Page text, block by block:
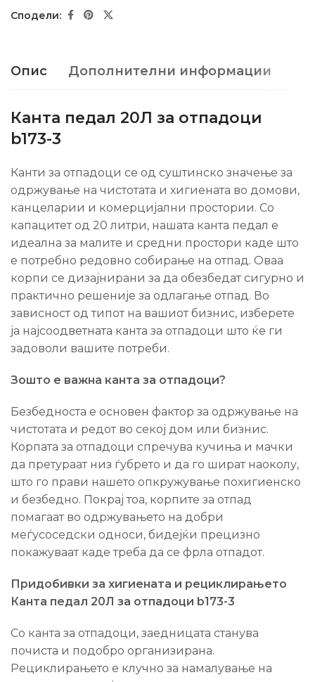
Опис Дополнителни информации
Канта педал 20Л за отпадоци
b173-3
Канти за отпадоци се од суштинско значење за
одржување на чистотата и хигиената во домови,
канцеларии и комерцијални простории. Со
капацитет од 20 литри, нашата канта педал е
идеална за малите и средни простори каде што
е потребно редовно собирање на отпад. Оваа
корпи се дизајнирани за да обезбедат сигурно и
практично решеније за одлагање отпад. Во
зависност од типот на вашиот бизнис, изберете
ја најсоодветната канта за отпадоци што ќе ги
задоволи вашите потреби.
Зошто е важна канта за отпадоци?
Безбедноста е основен фактор за одржување на
чистотата и редот во секој дом или бизнис.
Корпата за отпадоци спречува кучиња и мачки
да претураат низ ѓубрето и да го шират наоколу,
што го прави нашето опкружување похигиенско
и безбедно. Покрај тоа, корпите за отпад
помагаат во одржувањето на добри
меѓусоседски односи, бидејќи прецизно
покажуваат каде треба да се фрла отпадот.
Придобивки за хигиената и рециклирањето
Канта педал 20Л за отпадоци b173-3
Со канта за отпадоци, заедницата станува
почиста и подобро организирана.
Рециклирањето е клучно за намалување на